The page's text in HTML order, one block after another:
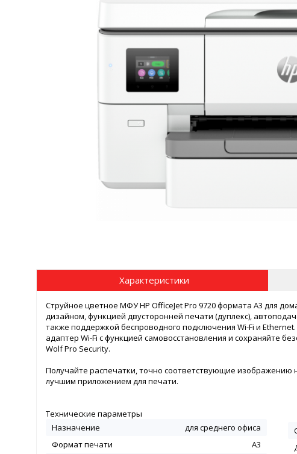
Характеристики
Струйное цветное МФУ HP OfficeJet Pro 9720 формата А3 для
дизайном, функцией двусторонней печати (дуплекс),
также поддержкой беспроводного подключения Wi-Fi и
адаптер Wi-Fi с функцией самовосстановления и сохраняйте
Wolf Pro Security.
Получайте распечатки, точно соответствующие
лучшим приложением для печати.
Технические параметры
Назначение
для среднего офиса
Формат печати
А3